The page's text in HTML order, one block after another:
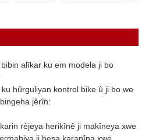
alîkar ku em modela ji bo
hûrguliyan kontrol bike û ji bo we
jêrîn:
rêjeya herikînê ji makîneya xwe